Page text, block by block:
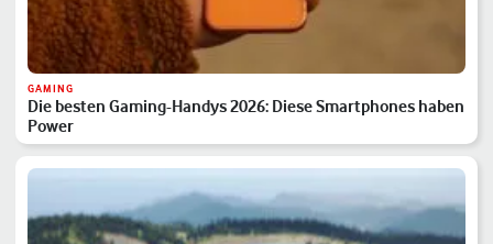
GAMING
Die besten Gaming-Handys 2026: Diese Smartphones haben
Power